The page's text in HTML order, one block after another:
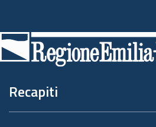
di
pagina
Recapiti